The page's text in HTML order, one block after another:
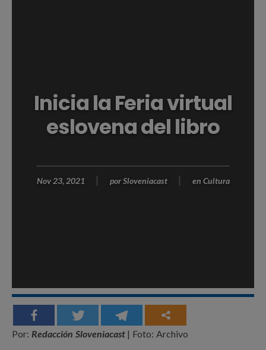
Inicia la Feria virtual
eslovena del libro
Nov 23, 2021 por Sloveniacast en Cultura
Por: Redacción Sloveniacast | Foto: Archivo